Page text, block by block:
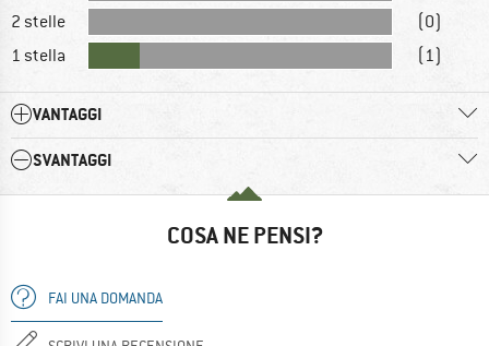
2 stelle
(0)
1 stella
(1)
VANTAGGI
SVANTAGGI
COSA NE PENSI?
FAI UNA DOMANDA